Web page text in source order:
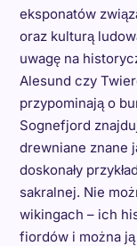
eksponatów
oraz kulturą
uwagę na
Alesund czy
przypominają o
Sognefjord
drewniane znane
doskonały
sakralnej. Nie
wikingach – ich
fiordów i można